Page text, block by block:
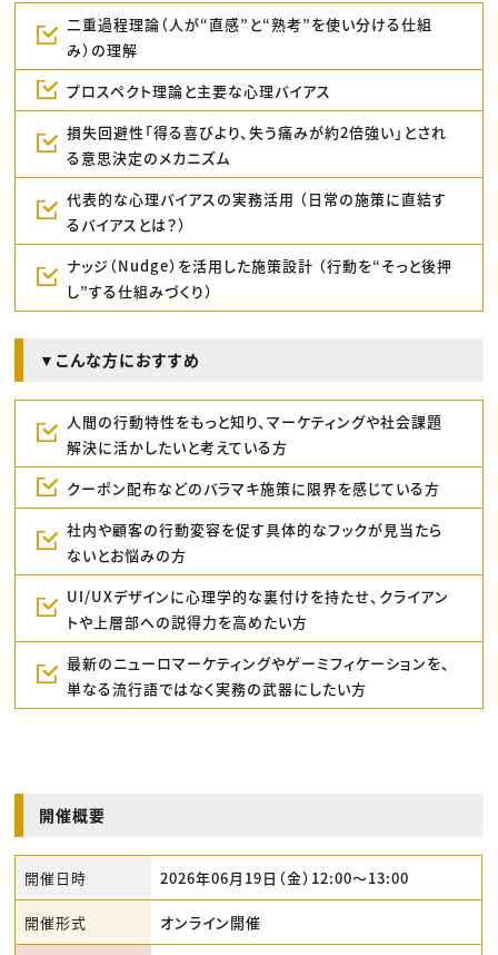
二重過程理論（人が“直感”と“熟考”を使い分ける仕組
み）の理解
プロスペクト理論と主要な心理バイアス
損失回避性「得る喜びより、失う痛みが約2倍強い」とされ
る意思決定のメカニズム
代表的な心理バイアスの実務活用 （日常の施策に直結す
るバイアスとは？）
ナッジ（Nudge）を活用した施策設計 （行動を“そっと後押
し”する仕組みづくり）
▼こんな方におすすめ
人間の行動特性をもっと知り、マーケティングや社会課題
解決に活かしたいと考えている方
クーポン配布などのバラマキ施策に限界を感じている方
社内や顧客の行動変容を促す具体的なフックが見当たら
ないとお悩みの方
UI/UXデザインに心理学的な裏付けを持たせ、クライアン
トや上層部への説得力を高めたい方
最新のニューロマーケティングやゲーミフィケーションを、
単なる流行語ではなく実務の武器にしたい方
開催概要
開催日時 2026年06月19日（金）12:00〜13:00
開催形式 オンライン開催